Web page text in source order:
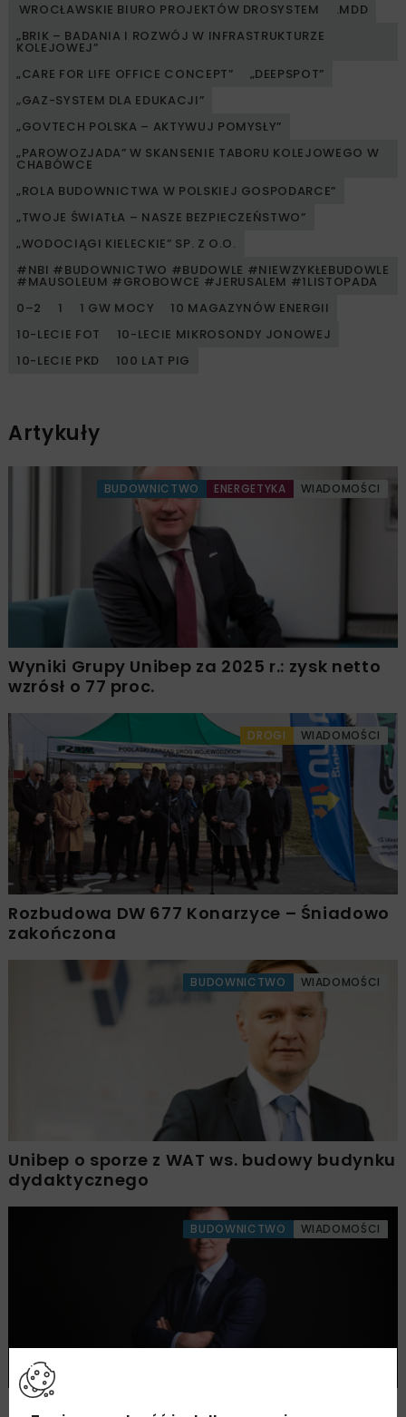
WROCŁAWSKIE BIURO PROJEKTÓW DROSYSTEM
.MDD
„BRIK – BADANIA I ROZWÓJ W INFRASTRUKTURZE
KOLEJOWEJ”
„CARE FOR LIFE OFFICE CONCEPT”
„DEEPSPOT”
„GAZ-SYSTEM DLA EDUKACJI”
„GOVTECH POLSKA – AKTYWUJ POMYSŁY”
„PAROWOZJADA” W SKANSENIE TABORU KOLEJOWEGO W
CHABÓWCE
„ROLA BUDOWNICTWA W POLSKIEJ GOSPODARCE”
„TWOJE ŚWIATŁA – NASZE BEZPIECZEŃSTWO”
„WODOCIĄGI KIELECKIE” SP. Z O.O.
#NBI #BUDOWNICTWO #BUDOWLE #NIEWZYKŁEBUDOWLE
#MAUSOLEUM #GROBOWCE #JERUSALEM #1LISTOPADA
0–2
1 1 GW MOCY
10 MAGAZYNÓW ENERGII
10-LECIE FOT
10-LECIE MIKROSONDY JONOWEJ
10-LECIE PKD
100 LAT PIG
Artykuły
BUDOWNICTWO ENERGETYKA WIADOMOŚCI
Wyniki Grupy Unibep za 2025 r.: zysk netto
wzrósł o 77 proc.
DROGI WIADOMOŚCI
Rozbudowa DW 677 Konarzyce – Śniadowo
zakończona
BUDOWNICTWO WIADOMOŚCI
Unibep o sporze z WAT ws. budowy budynku
dydaktycznego
BUDOWNICTWO WIADOMOŚCI